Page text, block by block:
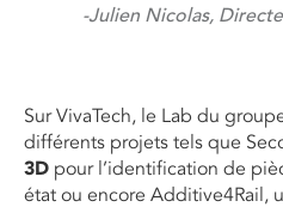
-Julien Nicolas,
SurVivaTech, le Lab du
différents projets tels que
3D pour l’identification de
état ou encore Additive4Rail,